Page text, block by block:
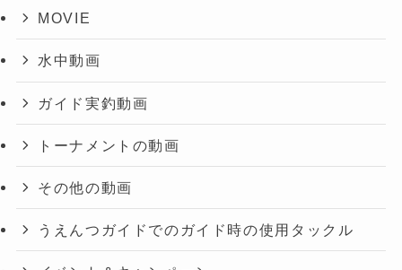
MOVIE
水中動画
ガイド実釣動画
トーナメントの動画
その他の動画
うえんつガイドでのガイド時の使用タックル